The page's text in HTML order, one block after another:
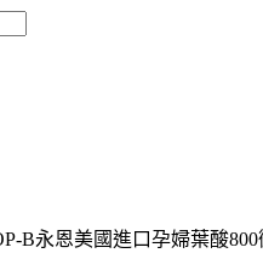
B永恩美國進口孕婦葉酸